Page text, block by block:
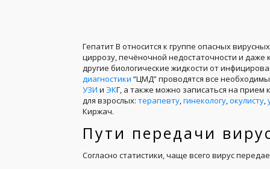
Гепатит В относится к группе опасных
циррозу, печёночной недостаточности и даже
другие биологические жидкости от
диагностики “ЦМД” проводятся все
УЗИ и ЭКГ, а также можно записаться на прием
для взрослых: терапевту,гинекологу,окулисту,
Киржач.
Пути передачи
Согласно статистики, чаще всего вирус